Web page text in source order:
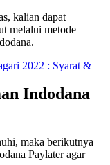
kalian dapat
melalui metode
2022 : Syarat &
Indodana
maka berikutnya
Paylater agar